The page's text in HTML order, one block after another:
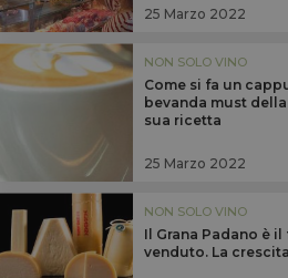
25 Marzo 2022
NON SOLO VINO
Come si fa un
bevanda must
sua ricetta
25 Marzo 2022
NON SOLO VINO
Il Grana Padano è
venduto. La